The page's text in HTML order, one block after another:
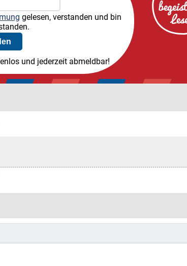
gelesen, verstanden und bin
und jederzeit abmeldbar!